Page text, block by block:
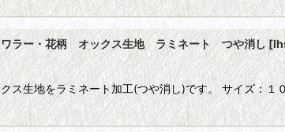
ラー・花柄 オックス生地 ラミネート つや消し [
ス生地をラミネート加工(つや消し)です。 サイズ：